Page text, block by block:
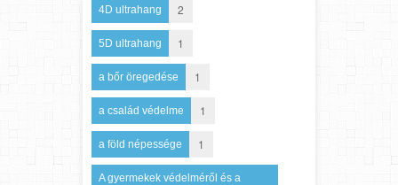
4D ultrahang 2
5D ultrahang 1
a bőr öregedése 1
a család védelme 1
a föld népessége 1
A gyermekek védelméről és a